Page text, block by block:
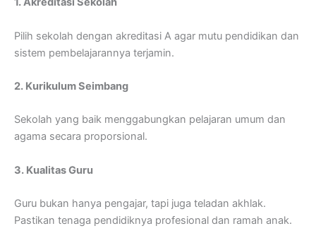
Pilih sekolah dengan akreditasi A agar mutu pendidikan dan
sistem pembelajarannya terjamin.
2. Kurikulum Seimbang
Sekolah yang baik menggabungkan pelajaran umum dan
agama secara proporsional.
3. Kualitas Guru
Guru bukan hanya pengajar, tapi juga teladan akhlak.
Pastikan tenaga pendidiknya profesional dan ramah anak.